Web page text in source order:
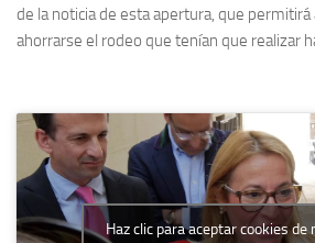
de la noticia de esta apertura, que
ahorrarse el rodeo que tenían que realizar
Haz clic para aceptar cookies